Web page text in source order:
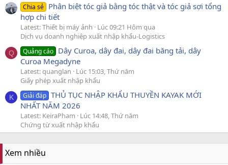
Chia sẻ Phân biệt tóc giả bằng tóc thật và tóc giả sợi tổng
hợp chi tiết
Latest: Thiết bị máy ảnh
Lúc 09:21 Hôm qua
Dịch vụ doanh nghiệp xuất nhập khẩu-Logistics
Q Quảng cáo Dây Curoa, dây đai, dây đai băng tải, dây
Curoa Megadyne
Latest: quanglan
Lúc 15:03, Thứ năm
Giấy phép xuất nhập khẩu
K Giải đáp THỦ TỤC NHẬP KHẨU THUYỀN KAYAK MỚI
NHẤT NĂM 2026
Latest: KeiraPham
Lúc 14:48, Thứ năm
Chứng từ xuất nhập khẩu
Xem nhiều